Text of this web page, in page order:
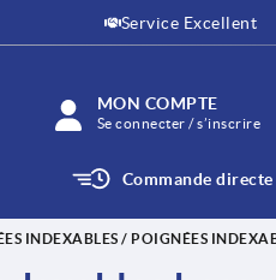
Service Excellent
MON COMPTE
Se connecter / s’inscrire
Commande directe
INDEXABLES / POIGNÉES